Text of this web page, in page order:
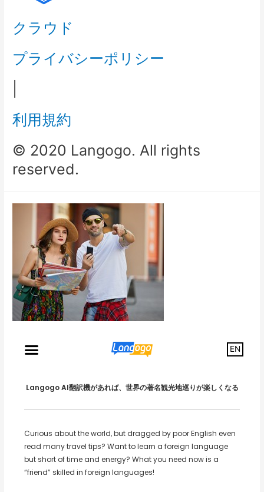
クラウド
プライバシーポリシー
利用規約
© 2020 Langogo. All rights
reserved.
EN
Langogo AI翻訳機があれば、世界の著名観光地巡りが楽しくなる
Curious about the world, but dragged by poor English even
read many travel tips? Want to learn a foreign language
but short of time and energy? What you need now is a
“friend” skilled in foreign languages!